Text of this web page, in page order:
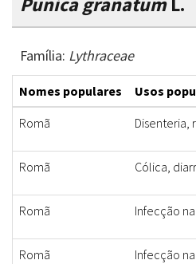
Família: Lythraceae
Nomes populares Usos
Romã
Disenteria,
Romã Cólica,
Romã Infecção
Romã Infecção